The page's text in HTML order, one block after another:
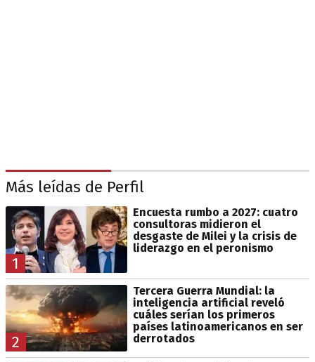
Más leídas de Perfil
1
Encuesta rumbo a 2027: cuatro
consultoras midieron el
desgaste de Milei y la crisis de
liderazgo en el peronismo
2
Tercera Guerra Mundial: la
inteligencia artificial reveló
cuáles serían los primeros
países latinoamericanos en ser
derrotados